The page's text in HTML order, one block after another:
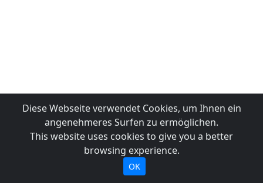
Diese Webseite verwendet Cookies, um Ihnen ein
angenehmeres Surfen zu ermöglichen.
This website uses cookies to give you a better
browsing experience.
OK